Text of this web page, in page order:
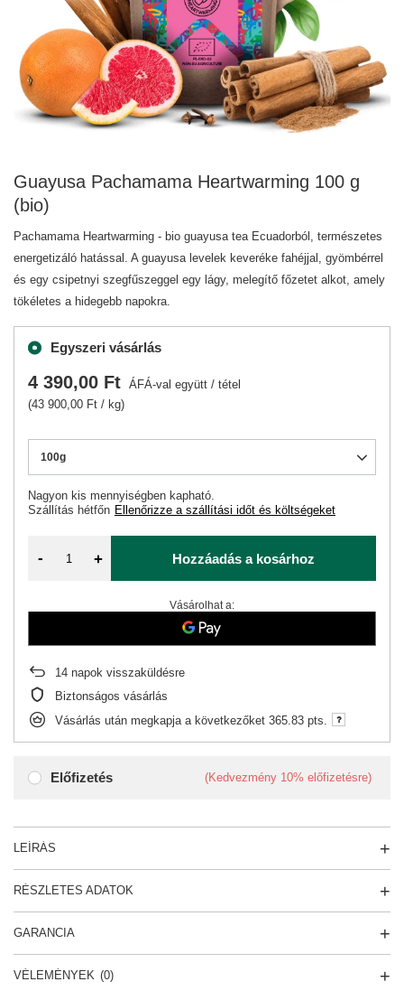
Guayusa Pachamama Heartwarming 100 g
(bio)
Pachamama Heartwarming - bio guayusa tea Ecuadorból, természetes
energetizáló hatással. A guayusa levelek keveréke fahéjjal, gyömbérrel
és egy csipetnyi szegfűszeggel egy lágy, melegítő főzetet alkot, amely
tökéletes a hidegebb napokra.
Egyszeri vásárlás
Előfizetés (Kedvezmény 10% előfizetésre)
100g
Nagyon kis mennyiségben kapható
Szállítás hétfőn Ellenőrizze a szállítási időt és költségeket
4 390,00 Ft ÁFÁ-val együtt / tétel
(43 900,00 Ft / kg)
- + Hozzáadás a kosárhoz
Vásárolhat a:
14 napok visszaküldésre
Biztonságos vásárlás
Vásárlás után megkapja a következőket 365.83 pts.
LEÍRÁS
RÉSZLETES ADATOK
GARANCIA
VÉLEMÉNYEK (0)